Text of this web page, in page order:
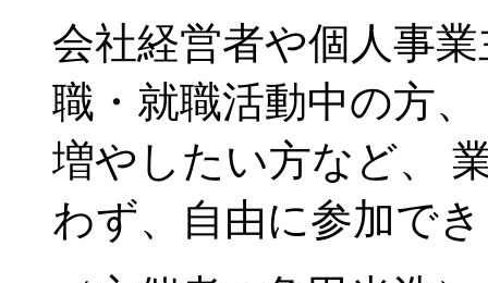
会社経営者や個人事
職・就職活動中の方
増やしたい方など、
わず、自由に参加で